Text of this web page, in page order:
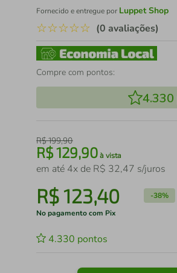
Fornecido e entregue por Luppet Shop
☆☆☆☆☆ (0 avaliações)
Compre com pontos:
4.330
R$199,90
R$129,90 à vista
em até 4x de R$ 32,47 s/juros
R$123,40 -38%
No pagamento com Pix
4.330 pontos